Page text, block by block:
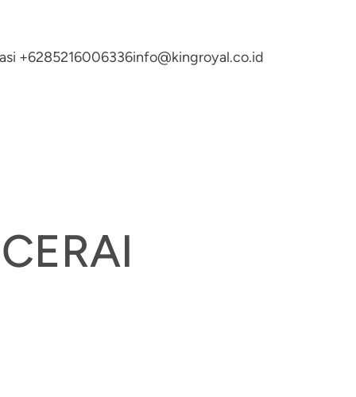
+6285216006336info@kingroyal.co.id